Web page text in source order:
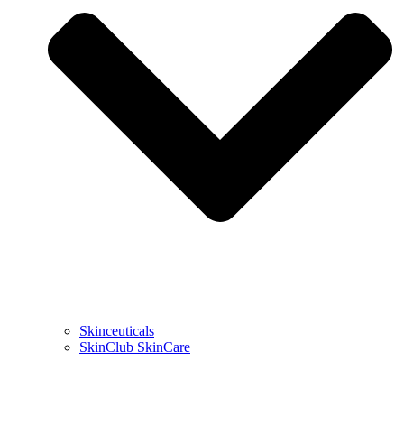
Skinceuticals
SkinClub SkinCare